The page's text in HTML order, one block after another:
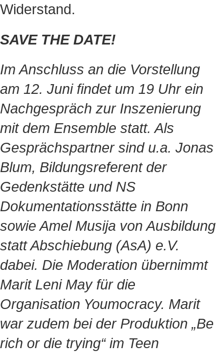
Widerstand.
SAVE THE DATE!
Im Anschluss an die Vorstellung
am 12. Juni findet um 19 Uhr ein
Nachgespräch zur Inszenierung
mit dem Ensemble statt. Als
Gesprächspartner sind u.a. Jonas
Blum, Bildungsreferent der
Gedenkstätte und NS
Dokumentationsstätte in Bonn
sowie Amel Musija von Ausbildung
statt Abschiebung (AsA) e.V.
dabei. Die Moderation übernimmt
Marit Leni May für die
Organisation Youmocracy. Marit
war zudem bei der Produktion „Be
rich or die trying“ im Teen